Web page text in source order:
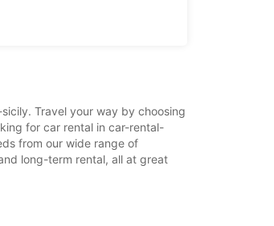
Travel your way by choosing
for car rental in car-rental-
from our wide range of
long-term rental, all at great